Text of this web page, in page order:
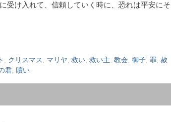
受け入れて、信頼していく時に、恐れは平安にそ
クリスマス マリヤ 救い 救い主 教会 御子 罪 赦
君 贖い